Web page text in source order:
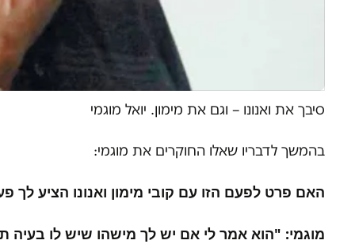
סיבך את ואנונו – וגם את מימון. יואל מוגמי
בהמשך לדבריו שאלו החוקרים את מוגמי:
האם פרט לפעם הזו עם קובי מימון ואנונו הציע
מוגמי: "הוא אמר לי אם יש לך מישהו שיש לו בעיה